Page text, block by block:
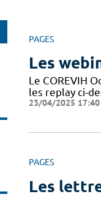
PAGES
Les
Le COREVIH
les replay ci-
23/04/2025 17:40
PAGES
Les